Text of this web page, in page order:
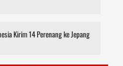
Kirim 14 Perenang ke Jepang